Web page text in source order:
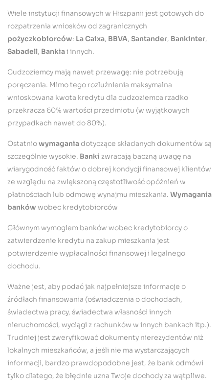
Wiele instytucji finansowych w Hiszpanii jest gotowych do
rozpatrzenia wniosków od zagranicznych
pożyczkobiorców: La Caixa, BBVA, Santander, Bankinter,
Sabadell, Bankia i innych.
Cudzoziemcy mają nawet przewagę: nie potrzebują
poręczenia. Mimo tego rozluźnienia maksymalna
wnioskowana kwota kredytu dla cudzoziemca rzadko
przekracza 60% wartości przedmiotu (w wyjątkowych
przypadkach nawet do 80%).
Ostatniowymaganiadotyczące składanych dokumentów są
szczególnie wysokie. Banki zwracają baczną uwagę na
wiarygodność faktów o dobrej kondycji finansowej klientów
ze względu na zwiększoną częstotliwość opóźnień w
płatnościach lub odmowę wynajmu mieszkania. Wymagania
banków wobec kredytobiorców
Głównym wymogiem banków wobec kredytobiorcy o
zatwierdzenie kredytu na zakup mieszkania jest
potwierdzenie wypłacalności finansowej i legalnego
dochodu.
Ważne jest, aby podać jak najpełniejsze informacje o
źródłach finansowania (oświadczenia o dochodach,
świadectwa pracy, świadectwa własności innych
nieruchomości, wyciągi z rachunków w innych bankach itp.).
Trudniej jest zweryfikować dokumenty nierezydentów niż
lokalnych mieszkańców, a jeśli nie ma wystarczających
informacji, bardzo prawdopodobne jest, że bank odmówi
tylko dlatego, że błędnie uzna Twoje dochody za wątpliwe.